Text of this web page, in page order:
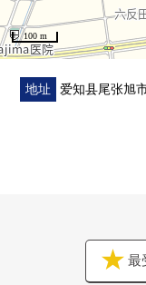
▼周边环境
・步行10分钟的(约
・在之前之后在步
系
■ 在找想要的家
100 m
地址 爱知县尾张旭
最